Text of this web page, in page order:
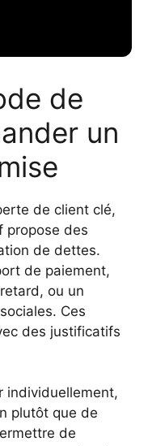
de
un
de client clé,
propose des
de dettes.
de paiement,
ou un
Ces
des justificatifs
individuellement,
plutôt que de
de